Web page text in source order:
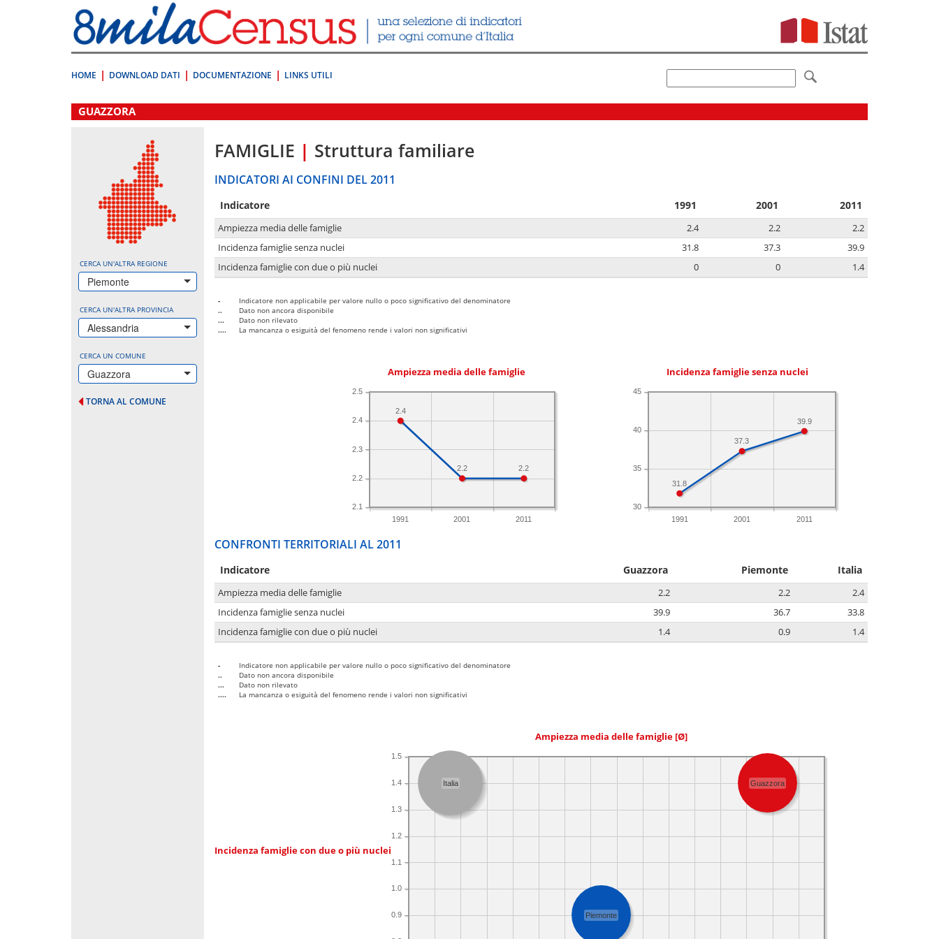
direttamente
a:
Contenuto
HOME DOWNLOAD DATI DOCUMENTAZIONE LINKS UTILI
.
GUAZZORA
CERCA UN'ALTRA REGIONE
Piemonte
CERCA UN'ALTRA PROVINCIA
Alessandria
CERCA UN COMUNE
Guazzora
TORNA AL COMUNE
FAMIGLIE | Struttura familiare
INDICATORI AI CONFINI DEL 2011
Indicatore 1991 2001 2011
Ampiezza media delle famiglie 2.4 2.2
2.2
Incidenza famiglie senza nuclei
31.8 37.3
39.9
Incidenza famiglie con due o più nuclei
0 0 1.4
-
Indicatore non applicabile per valore nullo o poco significativo del denominatore
..
Dato non ancora disponibile
...
Dato non rilevato
....
La mancanza o esiguità del fenomeno rende i valori non significativi
Ampiezza media delle famiglie
1991 2001 2011
2.1
2.2
2.3
2.4
2.5
2.2
2.2
2.4
Incidenza famiglie senza nuclei
1991 2001 2011
30
35
40
45
39.9
37.3
31.8
CONFRONTI TERRITORIALI AL 2011
Indicatore Guazzora Piemonte Italia
Ampiezza media delle famiglie 2.2 2.2
2.4
Incidenza famiglie senza nuclei
39.9 36.7
33.8
Incidenza famiglie con due o più nuclei
1.4 0.9 1.4
-
Indicatore non applicabile per valore nullo o poco significativo del denominatore
..
Dato non ancora disponibile
...
Dato non rilevato
....
La mancanza o esiguità del fenomeno rende i valori non significativi
Ampiezza media delle famiglie [Ø]
Incidenza famiglie con due o più nuclei
0.9
1.0
1.1
1.2
1.3
1.4
1.5
Italia Guazzora
Piemonte